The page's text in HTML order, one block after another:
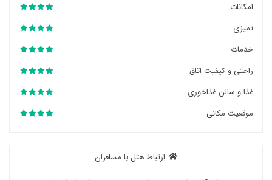
امکانات
تمیزی
خدمات
راحتی و کیفیت اتاق
غذا و سالن غذاخوری
موقعیت مکانی
ارتباط هتل با مسافران